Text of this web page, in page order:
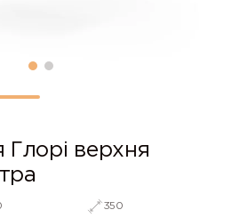
Глорі верхня
350